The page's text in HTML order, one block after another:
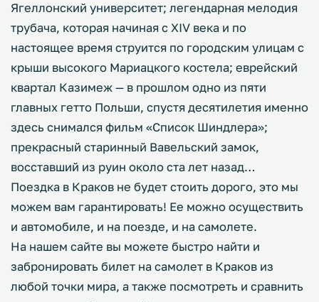
Ягеллонский университет; легендарная мелодия
трубача, которая начиная с XIV века и по
настоящее время струится по городским улицам с
крыши высокого Мариацкого костела; еврейский
квартал Казимеж — в прошлом одно из пяти
главных гетто Польши, спустя десятилетия именно
здесь снимался фильм «Список Шиндлера»;
прекрасный старинный Вавельский замок,
восставший из руин около ста лет назад…
Поездка в Краков не будет стоить дорого, это мы
можем вам гарантировать! Ее можно осуществить
и автомобиле, и на поезде, и на самолете.
На нашем сайте вы можете быстро найти и
забронировать билет на самолет в Краков из
любой точки мира, а также посмотреть и сравнить